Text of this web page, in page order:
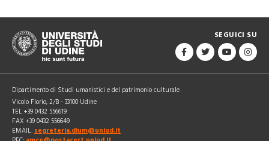
SEGUICI SU
Dipartimento di Studi umanistici e del patrimonio culturale
Vicolo Florio, 2/B - 33100 Udine
TEL +39 0432 556619
FAX +39 0432 556649
EMAIL: segreteria.dium@uniud.it